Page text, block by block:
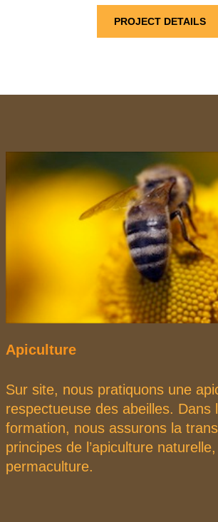
PROJECT DETAILS
Apiculture
Sur site, nous pratiquons une
respectueuse des abeilles. Dans
formation, nous assurons la
principes de l’apiculture
permaculture.